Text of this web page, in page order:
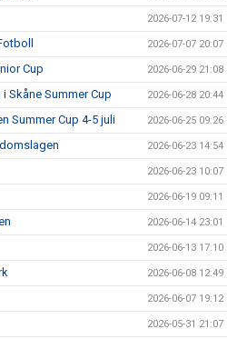
2026-07-12 19:31
2026-07-07 20:07
Cup 2026-06-29 21:08
Skåne Summer Cup 2026-06-28 20:44
Summer Cup 4-5 juli 2026-06-25 09:26
2026-06-23 14:54
2026-06-23 10:07
2026-06-19 09:11
2026-06-14 23:01
2026-06-13 17:10
2026-06-08 12:49
2026-06-07 19:12
2026-05-31 21:07